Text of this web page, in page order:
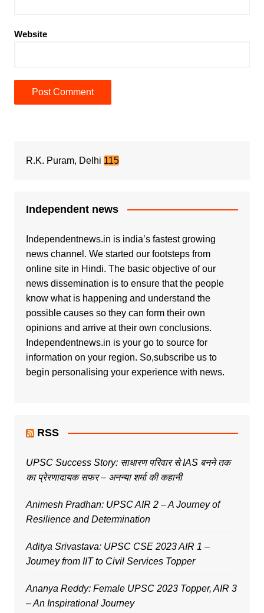
Website
R.K. Puram, Delhi 115
Independent news
Independentnews.in is india’s fastest growing
news channel. We started our footsteps from
online site in Hindi. The basic objective of our
news dissemination is to ensure that the people
know what is happening and understand the
possible causes so they can form their own
opinions and arrive at their own conclusions.
Independentnews.in is your go to source for
information on your region. So,subscribe us to
begin personalising your experience with news.
RSS
UPSC Success Story: साधारण परिवार से IAS बनने तक
का प्रेरणादायक सफर – अनन्या शर्मा की कहानी
Animesh Pradhan: UPSC AIR 2 – A Journey of
Resilience and Determination
Aditya Srivastava: UPSC CSE 2023 AIR 1 –
Journey from IIT to Civil Services Topper
Ananya Reddy: Female UPSC 2023 Topper, AIR 3
– An Inspirational Journey